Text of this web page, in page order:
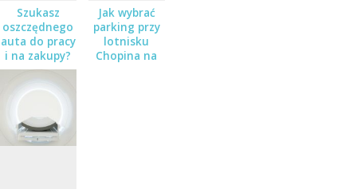
Szukasz
oszczędnego
auta do pracy
i na zakupy?
Sprawdź
Nissana Micra
Jak wybrać
parking przy
lotnisku
Chopina na